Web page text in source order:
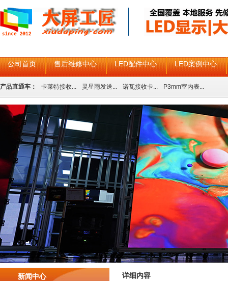
公司首页 售后维修中心 LED配件中心 LED案例中心
产品直通车： 卡莱特接收... 灵星雨发送... 诺瓦接收卡... P3mm室内表...
新闻中心 详细内容